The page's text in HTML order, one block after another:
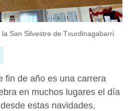
San Silvestre de Txurdinagabarri.
fin de año es una carrera
en muchos lugares el día
estas navidades,